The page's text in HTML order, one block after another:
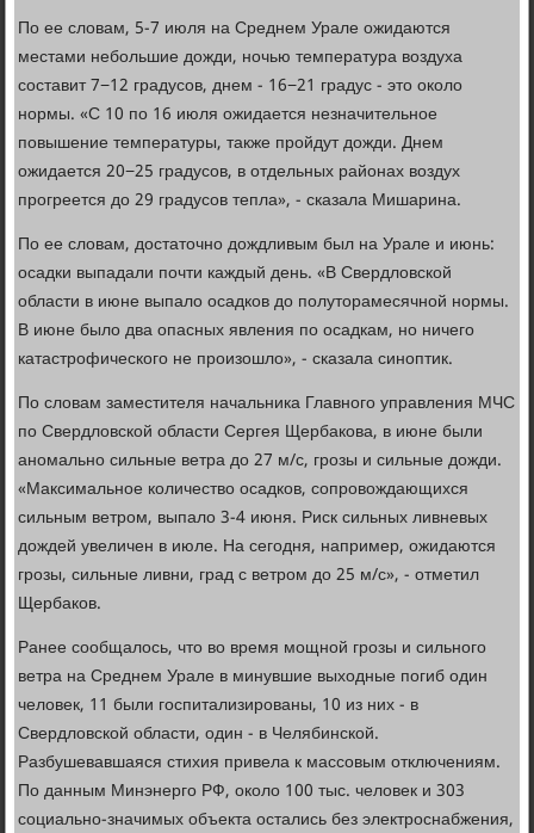
По ее словам, 5-7 июля на Среднем Урале ожидаются
местами небольшие дожди, ночью температура воздуха
составит 7−12 градусов, днем - 16−21 градус - это около
нормы. «С 10 по 16 июля ожидается незначительное
повышение температуры, также пройдут дожди. Днем
ожидается 20−25 градусов, в отдельных районах воздух
прогреется до 29 градусов тепла», - сказала Мишарина.
По ее словам, достаточно дождливым был на Урале и июнь:
осадки выпадали почти каждый день. «В Свердловской
области в июне выпало осадков до полуторамесячной нормы.
В июне было два опасных явления по осадкам, но ничего
катастрофического не произошло», - сказала синоптик.
По словам заместителя начальника Главного управления МЧС
по Свердловской области Сергея Щербакова, в июне были
аномально сильные ветра до 27 м/с, грозы и сильные дожди.
«Максимальное количество осадков, сопровождающихся
сильным ветром, выпало 3-4 июня. Риск сильных ливневых
дождей увеличен в июле. На сегодня, например, ожидаются
грозы, сильные ливни, град с ветром до 25 м/с», - отметил
Щербаков.
Ранее сообщалось, что во время мощной грозы и сильного
ветра на Среднем Урале в минувшие выходные погиб один
человек, 11 были госпитализированы, 10 из них - в
Свердловской области, один - в Челябинской.
Разбушевавшаяся стихия привела к массовым отключениям.
По данным Минэнерго РФ, около 100 тыс. человек и 303
социально-значимых объекта остались без электроснабжения,